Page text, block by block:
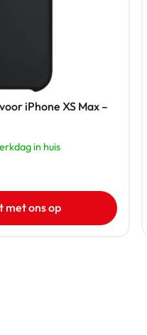
iPhone XS Max –
in huis
met ons op